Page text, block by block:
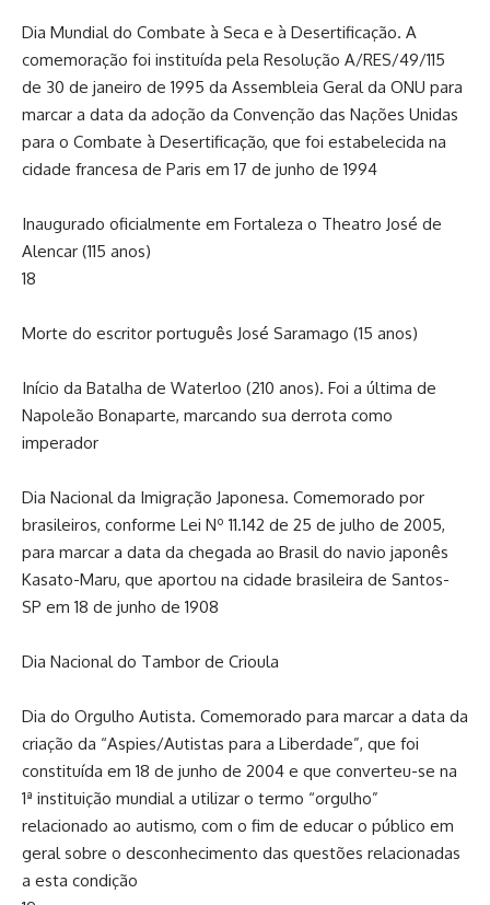
Dia Mundial do Combate à Seca e à Desertificação. A
comemoração foi instituída pela Resolução A/RES/49/115
de 30 de janeiro de 1995 da Assembleia Geral da ONU para
marcar a data da adoção da Convenção das Nações Unidas
para o Combate à Desertificação, que foi estabelecida na
cidade francesa de Paris em 17 de junho de 1994
Inaugurado oficialmente em Fortaleza o Theatro José de
Alencar (115 anos)
18
Morte do escritor português José Saramago (15 anos)
Início da Batalha de Waterloo (210 anos). Foi a última de
Napoleão Bonaparte, marcando sua derrota como
imperador
Dia Nacional da Imigração Japonesa. Comemorado por
brasileiros, conforme Lei Nº 11.142 de 25 de julho de 2005,
para marcar a data da chegada ao Brasil do navio japonês
Kasato-Maru, que aportou na cidade brasileira de Santos-
SP em 18 de junho de 1908
Dia Nacional do Tambor de Crioula
Dia do Orgulho Autista. Comemorado para marcar a data da
criação da “Aspies/Autistas para a Liberdade”, que foi
constituída em 18 de junho de 2004 e que converteu-se na
1ª instituição mundial a utilizar o termo “orgulho”
relacionado ao autismo, com o fim de educar o público em
geral sobre o desconhecimento das questões relacionadas
a esta condição